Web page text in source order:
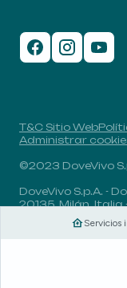
Servicios
T&C Sitio Web
Administrar
©2023 DoveVivo
DoveVivo S.p.A. -
20135, Milán, Italia
1838078 - Capital
desembolsado